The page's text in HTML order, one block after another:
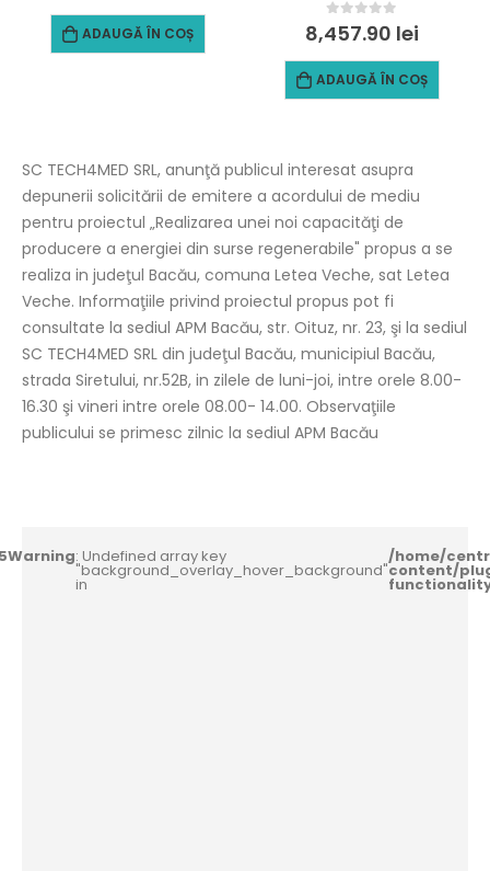
ADAUGĂ ÎN COȘ out of 5
8,457.90 lei
ADAUGĂ ÎN COȘ
SC TECH4MED SRL, anunţă publicul interesat asupra
depunerii solicitării de emitere a acordului de mediu
pentru proiectul „Realizarea unei noi capacităţi de
producere a energiei din surse regenerabile" propus a se
realiza in judeţul Bacău, comuna Letea Veche, sat Letea
Veche. Informaţiile privind proiectul propus pot fi
consultate la sediul APM Bacău, str. Oituz, nr. 23, şi la sediul
SC TECH4MED SRL din judeţul Bacău, municipiul Bacău,
strada Siretului, nr.52B, in zilele de luni-joi, intre orele 8.00-
16.30 şi vineri intre orele 08.00- 14.00. Observaţiile
publicului se primesc zilnic la sediul APM Bacău
Warning: Undefined array key
"background_overlay_hover_background"
in
/home/
content/